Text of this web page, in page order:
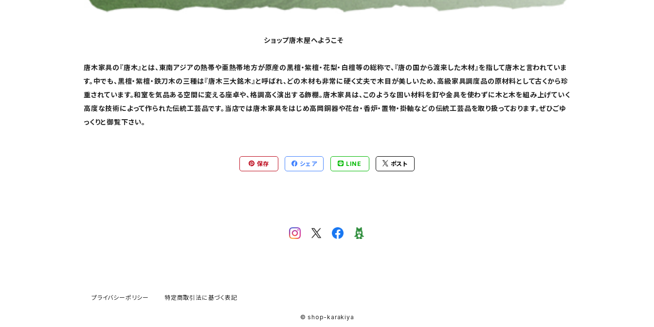
ショップ唐木屋へようこそ
唐木家具の『唐木』とは、東南アジアの熱帯や亜熱帯地方が原産の黒檀・紫檀・花梨・白檀等の総称で、『唐の国から渡来した木材』を指して唐木と言われていま
す。中でも、黒檀・紫檀・鉄刀木の三種は『唐木三大銘木』と呼ばれ、どの木材も非常に硬く丈夫で木目が美しいため、高級家具調度品の原材料として古くから珍
重されています。和室を気品ある空間に変える座卓や、格調高く演出する飾棚。唐木家具は、このような固い材料を釘や金具を使わずに木と木を組み上げていく
高度な技術によって作られた伝統工芸品です。当店では唐木家具をはじめ高岡銅器や花台・香炉・置物・掛軸などの伝統工芸品を取り扱っております。ぜひごゆ
っくりと御覧下さい。
保存 シェア LINE ポスト
プライバシーポリシー 特定商取引法に基づく表記
© shop-karakiya